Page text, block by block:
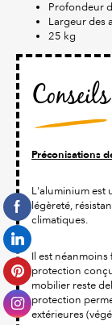
Profondeur
Largeur des
25 kg
Préconisations
L'aluminium est
légèreté,
climatiques.
Il est
protection
mobilier reste
protection
extérieures